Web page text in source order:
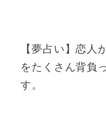
【夢占い】恋人
をたくさん背負
す。